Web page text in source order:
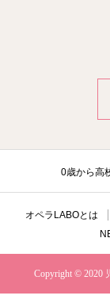
0歳から高
オペラLABOとは
Copyright © 2020